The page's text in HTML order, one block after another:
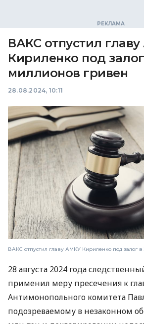
ВАКС отпустил
Кириленко под
миллионов гривен
28.08.2024, 10:11
ВАКС отпустил главу АМКУ Кириленко под залог
28 августа 2024 года
применил меру пресечения к
Антимонопольного комитета
подозреваемому в незаконном